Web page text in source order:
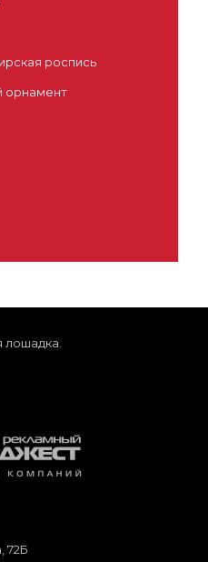
роспись
орнамент
лошадка.
72Б